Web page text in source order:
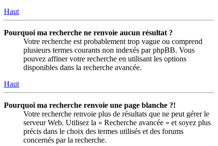
Haut
Pourquoi ma recherche ne renvoie aucun résultat ?
Votre recherche est probablement trop vague ou comprend
plusieurs termes courants non indexés par phpBB. Vous
pouvez affiner votre recherche en utilisant les options
disponibles dans la recherche avancée.
Haut
Pourquoi ma recherche renvoie une page blanche ?!
Votre recherche renvoie plus de résultats que ne peut gérer le
serveur Web. Utilisez la « Recherche avancée » et soyez plus
précis dans le choix des termes utilisés et des forums
concernés par la recherche.